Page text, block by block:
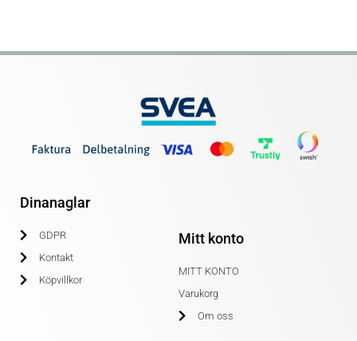
Dinanaglar
GDPR
Kontakt
Köpvillkor
Mitt konto
MITT KONTO
Varukorg
Om oss